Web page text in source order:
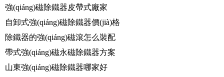
強(qiáng)磁除鐵器皮帶式廠家
自卸式強(qiáng)磁除鐵器價(jià)格
除鐵器的強(qiáng)磁滾怎么裝配
帶式強(qiáng)磁永磁除鐵器方案
山東強(qiáng)磁除鐵器哪家好